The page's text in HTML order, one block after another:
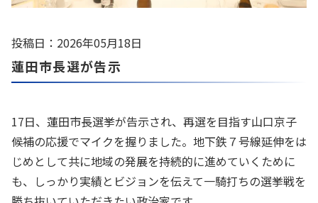
投稿日：2026年05月18日
蓮田市長選が告示
17日、蓮田市長選挙が告示され、再選を目指す山口京子
候補の応援でマイクを握りました。地下鉄７号線延伸をは
じめとして共に地域の発展を持続的に進めていくために
も、しっかり実績とビジョンを伝えて一騎打ちの選挙戦を